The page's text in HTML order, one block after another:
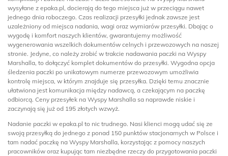
wysyłane z epaka.pl, docierają do tego miejsca już w przeciągu nawet
jednego dnia roboczego. Czas realizacji przesyłki jednak zawsze jest
uzależniony od miejsca nadania, wagi oraz wymiarów przesyłki. Dbając o
wygodę i komfort naszych klientów, gwarantujemy możliwość
wygenerowania wszelkich dokumentów celnych i przewozowych na naszej
stronie. Jedyne, co należy zrobić w trakcie nadawania paczki na Wyspy
Marshalla, to dołączyć komplet dokumentów do przesyłki. Wygodna opcja
śledzenia paczki po unikatowym numerze przewozowym umożliwia
kontrolę miejsca, w którym znajduje się przesyłka. Dzięki temu znacznie
ułatwiona jest komunikacja między nadawcą, a czekającym na paczkę
odbiorcą. Ceny przesyłek na Wyspy Marshalla sa naprawde niskie i
zaczynają się już od 195 złotych wzwyż.
Nadanie paczki w epaka.pl to nic trudnego. Nasi klienci mogą udać się ze
swoją przesyłką do jednego z ponad 150 punktów stacjonarnych w Polsce i
tam nadać paczkę na Wyspy Marshalla, korzystając z pomocy naszych
pracowników oraz kupując tam niezbędne rzeczy do przygotowania paczki